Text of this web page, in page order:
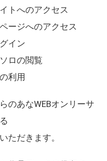
トへのアクセス
ージへのアクセス
イン
ロの閲覧
利用
のあなWEBオンリーサ
ただきます。